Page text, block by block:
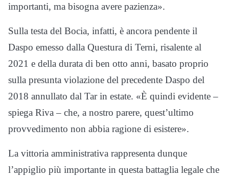
importanti, ma bisogna avere pazienza».
Sulla testa del Bocia, infatti, è ancora pendente il
Daspo emesso dalla Questura di Terni, risalente al
2021 e della durata di ben otto anni, basato proprio
sulla presunta violazione del precedente Daspo del
2018 annullato dal Tar in estate. «È quindi evidente –
spiega Riva – che, a nostro parere, quest’ultimo
provvedimento non abbia ragione di esistere».
La vittoria amministrativa rappresenta dunque
l’appiglio più importante in questa battaglia legale che